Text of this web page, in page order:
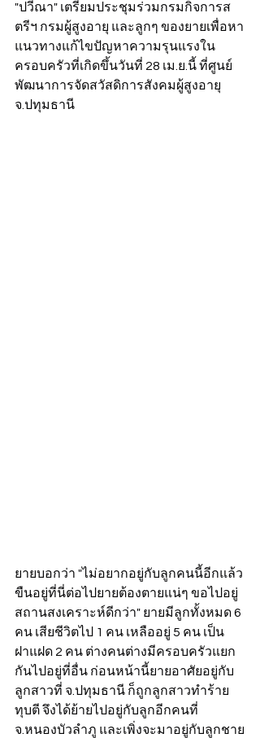
"ปวีณา" เตรียมประชุมร่วมกรมกิจการส
ตรีฯ กรมผู้สูงอายุ และลูกๆ ของยายเพื่อหา
แนวทางแก้ไขปัญหาความรุนแรงใน
ครอบครัวที่เกิดขึ้นวันที่ 28 เม.ย.นี้ ที่ศูนย์
พัฒนาการจัดสวัสดิการสังคมผู้สูงอายุ
จ.ปทุมธานี
ยายบอกว่า "ไม่อยากอยู่กับลูกคนนี้อีกแล้ว
ขืนอยู่ที่นี่ต่อไปยายต้องตายแน่ๆ ขอไปอยู่
สถานสงเคราะห์ดีกว่า" ยายมีลูกทั้งหมด 6
คน เสียชีวิตไป 1 คน เหลืออยู่ 5 คน เป็น
ฝาแฝด 2 คน ต่างคนต่างมีครอบครัวแยก
กันไปอยู่ที่อื่น ก่อนหน้านี้ยายอาศัยอยู่กับ
ลูกสาวที่ จ.ปทุมธานี ก็ถูกลูกสาวทำร้าย
ทุบตี จึงได้ย้ายไปอยู่กับลูกอีกคนที่
จ.หนองบัวลำภู และเพิ่งจะมาอยู่กับลูกชาย